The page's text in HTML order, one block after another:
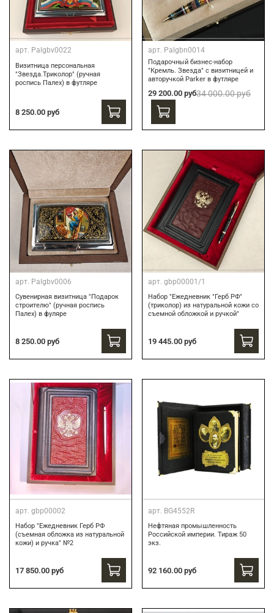
арт. Palgbv0022
Визитница персональная
"Звезда.Триколор" (ручная
роспись Палех) в футляре
8 250.00 руб
арт. Palgbn0014
Подарочный бизнес-набор
"Кремль. Звезда" с визитницей и
авторучкой Parker в футляре
29 200.00 руб34 000.00 руб
арт. Palgbv0006
Сувенирная визитница "Подарок
строителю" (ручная роспись
Палех) в фуляре
8 250.00 руб
арт. gbp00001/1
Набор "Ежедневник "Герб РФ"
(триколор) из натуральной кожи со
съемной обложкой и ручкой"
19 445.00 руб
арт. gbp00002
Набор "Ежедневник Герб РФ
(съемная обложка из натуральной
кожи) и ручка" №2
17 850.00 руб
арт. BG4552R
Нефтяная промышленность
Российской империи. Тираж 50
экз.
92 160.00 руб